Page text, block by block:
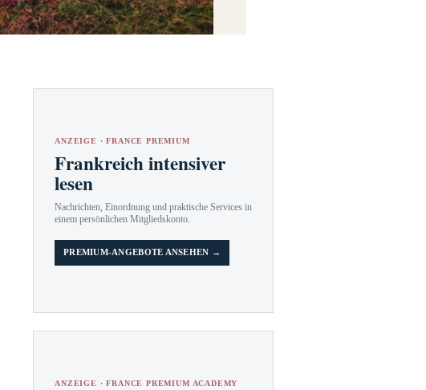
ANZEIGE · FRANCE PREMIUM
Frankreich intensiver
lesen
Nachrichten, Einordnung und praktische Services in
einem persönlichen Mitgliedskonto.
PREMIUM-ANGEBOTE ANSEHEN →
ANZEIGE · FRANCE PREMIUM ACADEMY